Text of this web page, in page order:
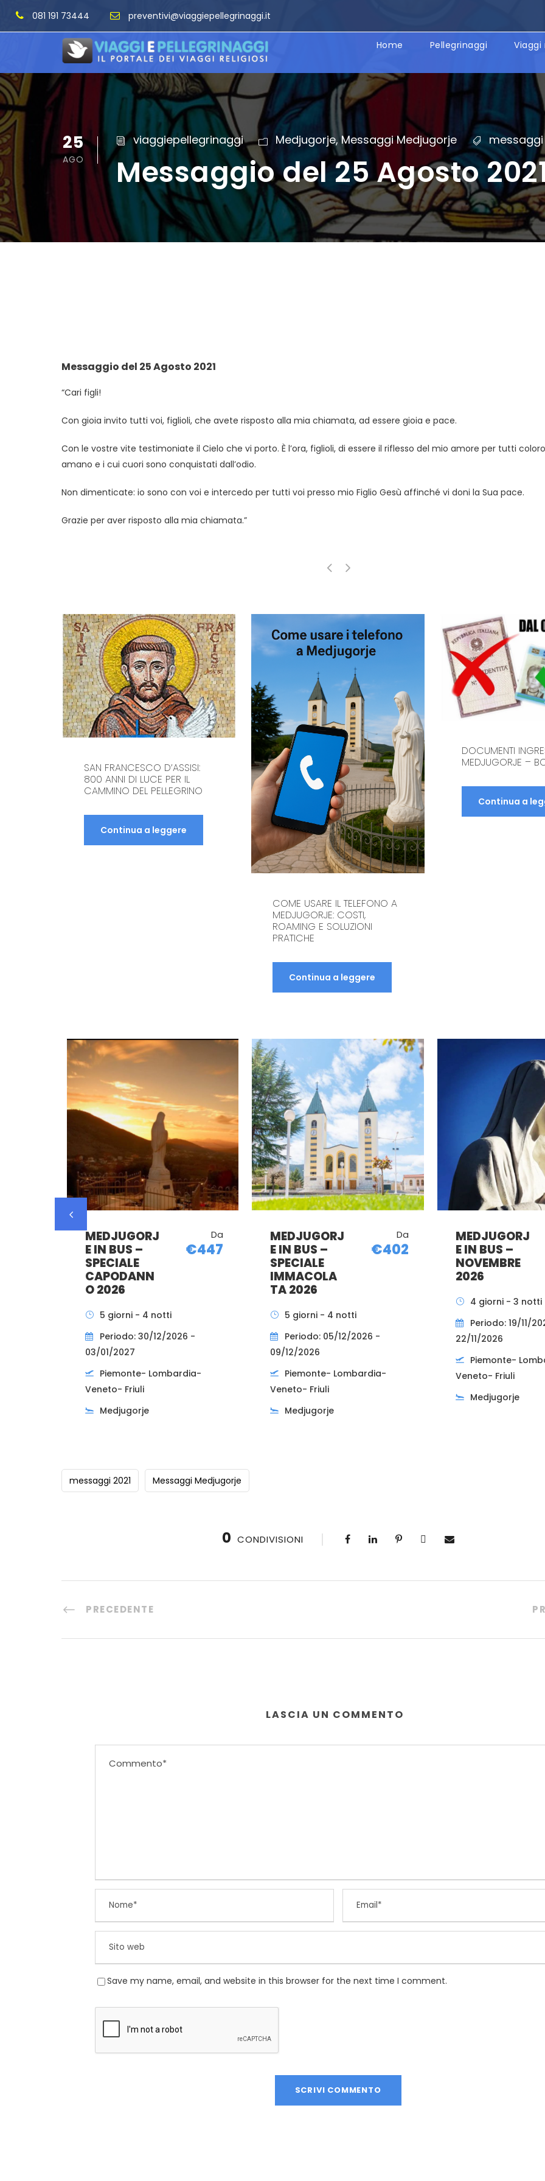
081 191 73444 preventivi@viaggiepellegrinaggi.it
Home Pellegrinaggi Viaggi
25
AGO
viaggiepellegrinaggi Medjugorje, Messaggi Medjugorje messaggi
Messaggio del 25 Agosto
Messaggio del 25 Agosto 2021
“Cari figli!
Con gioia invito tutti voi, figlioli, che avete risposto alla mia chiamata, ad essere gioia e pace.
Con le vostre vite testimoniate il Cielo che vi porto. È l’ora, figlioli, di essere il riflesso del mio amore per tutti
amano e i cui cuori sono conquistati dall’odio.
Non dimenticate: io sono con voi e intercedo per tutti voi presso mio Figlio Gesù affinché vi doni la Sua pace.
Grazie per aver risposto alla mia chiamata.”
SAN FRANCESCO D’ASSISI:
800 ANNI DI LUCE PER IL
CAMMINO DEL PELLEGRINO
Continua a leggere
COME USARE IL TELEFONO A
MEDJUGORJE: COSTI,
ROAMING E SOLUZIONI
PRATICHE
Continua a leggere
DOCUMENTI
MEDJUGORJE –
Continua a
MEDJUGORJ
E IN BUS –
SPECIALE
CAPODANN
O 2026
Da
€447
5 giorni - 4 notti
Periodo: 30/12/2026 -
03/01/2027
Piemonte- Lombardia-
Veneto- Friuli
Medjugorje
MEDJUGORJ
E IN BUS –
SPECIALE
IMMACOLA
TA 2026
Da
€402
5 giorni - 4 notti
Periodo: 05/12/2026 -
09/12/2026
Piemonte- Lombardia-
Veneto- Friuli
Medjugorje
MEDJUGORJ
E IN BUS –
NOVEMBRE
2026
4 giorni - 3 notti
Periodo: 19/11/
22/11/2026
Piemonte-
Veneto- Friuli
Medjugorje
messaggi 2021 Messaggi Medjugorje
0 CONDIVISIONI
PRECEDENTE
LASCIA UN COMMENTO
Save my name, email, and website in this browser for the next time I comment.